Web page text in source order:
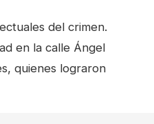
del crimen.
en la calle Ángel
quienes lograron